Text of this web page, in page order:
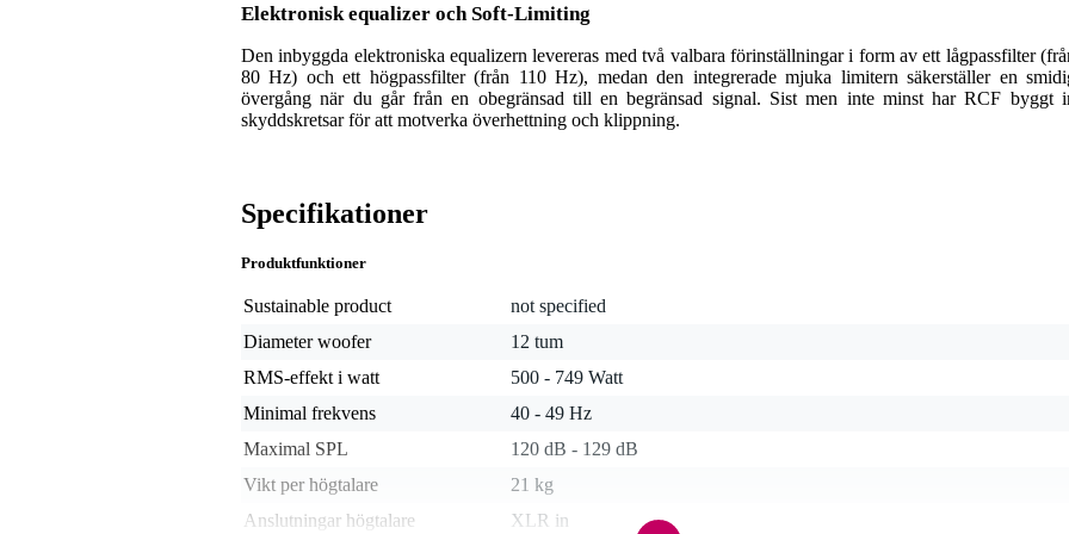
Elektronisk equalizer och Soft-Limiting
Den inbyggda elektroniska equalizern levereras med två valbara förinställningar i form av ett lågpassfilter
80 Hz) och ett högpassfilter (från 110 Hz), medan den integrerade mjuka limitern säkerställer en
övergång när du går från en obegränsad till en begränsad signal. Sist men inte minst har RCF byggt
skyddskretsar för att motverka överhettning och klippning.
Specifikationer
Produktfunktioner
Sustainable product
not specified
Diameter woofer
12 tum
RMS-effekt i watt
500 - 749 Watt
Minimal frekvens
40 - 49 Hz
Maximal SPL
120 dB - 129 dB
Vikt per högtalare
21 kg
Anslutningar högtalare
XLR in